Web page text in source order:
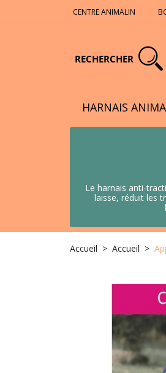
CENTRE ANIMALIN
RECHERCHER
HARNAIS
Le harnais anti-
laisse, réduit les
Accueil Accueil